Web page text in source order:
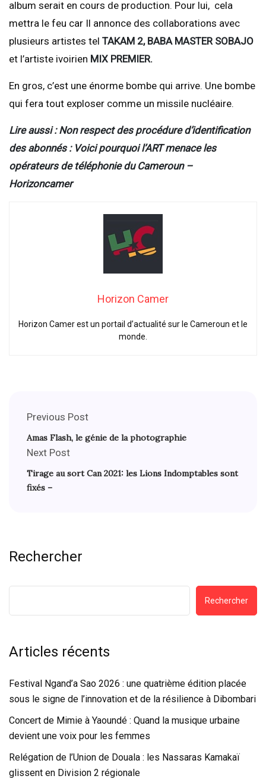
album serait en cours de production. Pour lui, cela
mettra le feu car Il annonce des collaborations avec
plusieurs artistes tel TAKAM 2, BABA MASTER SOBAJO
et l’artiste ivoirien MIX PREMIER.
En gros, c’est une énorme bombe qui arrive. Une bombe
qui fera tout exploser comme un missile nucléaire.
Lire aussi : Non respect des procédure d’identification
des abonnés : Voici pourquoi l’ART menace les
opérateurs de téléphonie du Cameroun –
Horizoncamer
Horizon Camer
Horizon Camer est un portail d’actualité sur le Cameroun et le
monde.
Previous Post
Amas Flash, le génie de la photographie
Next Post
Tirage au sort Can 2021: les Lions Indomptables sont
fixés –
Rechercher
Rechercher
Articles récents
Festival Ngand’a Sao 2026 : une quatrième édition placée
sous le signe de l’innovation et de la résilience à Dibombari
Concert de Mimie à Yaoundé : Quand la musique urbaine
devient une voix pour les femmes
Relégation de l’Union de Douala : les Nassaras Kamakaï
glissent en Division 2 régionale